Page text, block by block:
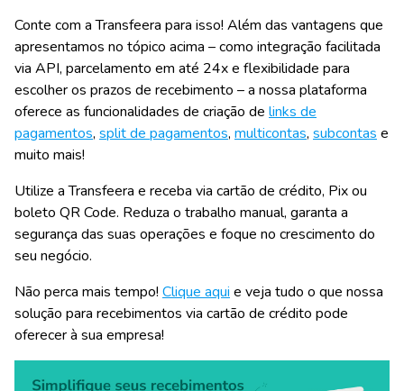
Conte com a Transfeera para isso! Além das vantagens que
apresentamos no tópico acima – como integração facilitada
via API, parcelamento em até 24x e flexibilidade para
escolher os prazos de recebimento – a nossa plataforma
oferece as funcionalidades de criação de links de
pagamentos, split de pagamentos, multicontas, subcontas e
muito mais!
Utilize a Transfeera e receba via cartão de crédito, Pix ou
boleto QR Code. Reduza o trabalho manual, garanta a
segurança das suas operações e foque no crescimento do
seu negócio.
Não perca mais tempo! Clique aqui e veja tudo o que nossa
solução para recebimentos via cartão de crédito pode
oferecer à sua empresa!